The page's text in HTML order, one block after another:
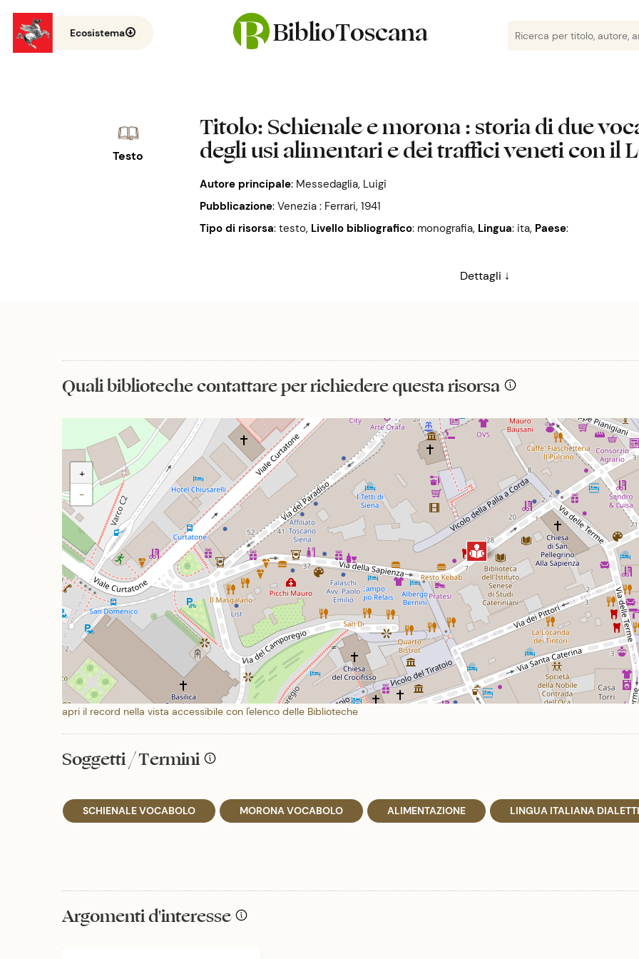
Ecosistema BiblioToscana
Testo
Titolo: Schienale e morona : storia di due
degli usi alimentari e dei traffici veneti con il
Autore principale: Messedaglia, Luigi
Pubblicazione: Venezia : Ferrari, 1941
Tipo di risorsa: testo, Livello bibliografico: monografia, Lingua: ita, Paese:
Dettagli ↓
Quali biblioteche contattare per richiedere questa risorsa
+
−
apri il record nella vista accessibile con l'elenco delle Biblioteche
Soggetti / Termini
SCHIENALE VOCABOLO MORONA VOCABOLO ALIMENTAZIONE LINGUA ITALIANA DIALETTI
Argomenti d'interesse